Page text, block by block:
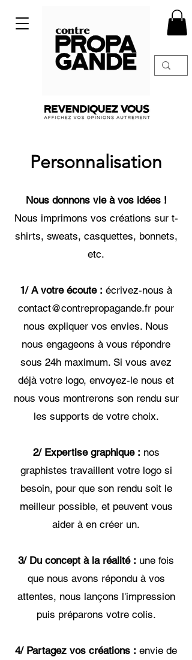
Personnalisation
Nous donnons vie à vos idées !
Nous imprimons vos créations sur t-
shirts, sweats, casquettes, bonnets,
etc.
1/ A votre écoute : écrivez-nous à
contact@contrepropagande.fr pour
nous expliquer vos envies. Nous
nous engageons à vous répondre
sous 24h maximum. Si vous avez
déjà votre logo, envoyez-le nous et
nous vous montrerons son rendu sur
les supports de votre choix.
2/ Expertise graphique : nos
graphistes travaillent votre logo si
besoin, pour que son rendu soit le
meilleur possible, et peuvent vous
aider à en créer un.
3/ Du concept à la réalité : une fois
que nous avons répondu à vos
attentes, nous lançons l'impression
puis préparons votre colis.
4/ Partagez vos créations : envie de